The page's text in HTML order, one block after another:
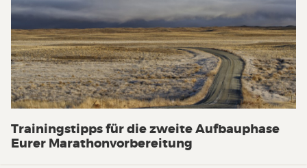
Trainingstipps für die zweite Aufbauphase
Eurer Marathonvorbereitung